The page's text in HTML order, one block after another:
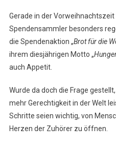
Gerade in der
Spendensammler besonders
die Spendenaktion „Brot für die
ihrem diesjährigen Motto „
auch Appetit.
Wurde da doch die Frage
mehr Gerechtigkeit in der Welt
Schritte seien wichtig, von
Herzen der Zuhörer zu öffnen.